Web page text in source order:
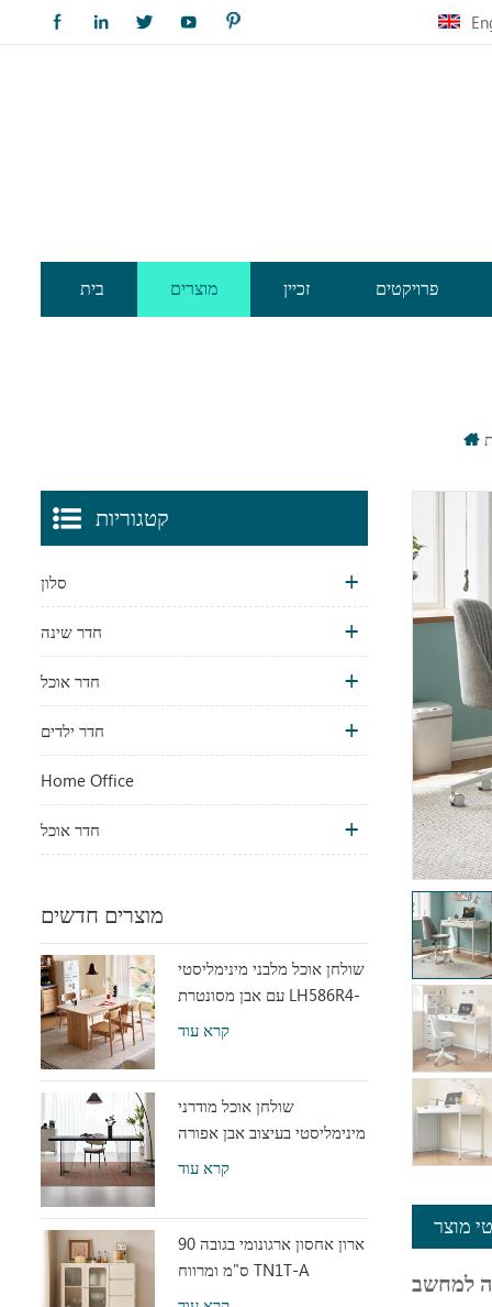
בית מוצרים זכיין פרויקטים
מוצר
קטגוריות
סלון
חדר שינה
חדר אוכל
חדר ילדים
Home Office
חדר אוכל
מוצרים חדשים
שולחן אוכל מלבני מינימליסטי
עם אבן מסונטרת LH586R4-
C
קרא עוד
שולחן אוכל מודרני
מינימליסטי בעיצוב אבן אפורה
קרא עוד
ארון אחסון ארגונומי בגובה 90
ס"מ ומרווח TN1T-A